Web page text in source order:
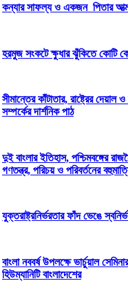
কন্যার সাফল্য ও একজন পিতার
হরমুজ সংকটে ক্ষুধার ঝুঁকিতে কোটি
সীমান্তের কাঁটাতার, রাষ্ট্রের
সম্পর্কের দার্শনিক পাঠ
দুই বাংলার ইতিহাস, পশ্চিমবঙ্গের
গণতন্ত্র, পরিচয় ও পরিবর্তনের
যুক্তরাষ্ট্রনির্ভরতার ফাঁদ ভেঙে
বাংলা নববর্ষ উপলক্ষে ভার্চুয়াল
হিউম্যানিটি বাংলাদেশের